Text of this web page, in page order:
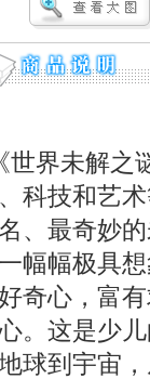
世界未解之
科技和艺
、最奇妙
幅幅极具
奇心，富
。这是少
球到宇宙